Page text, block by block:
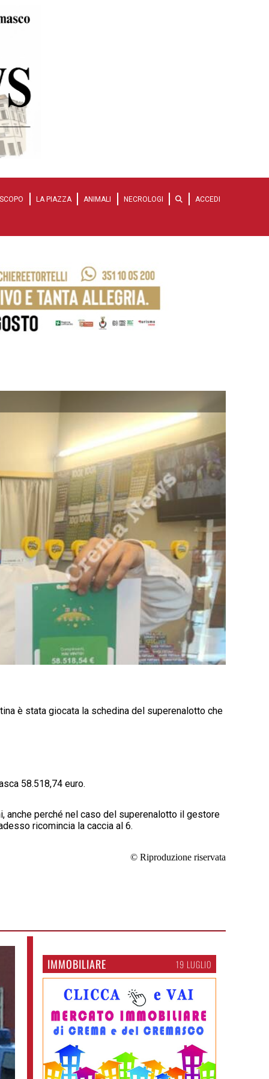
LA PIAZZA ANIMALI NECROLOGI ACCEDI
è stata giocata la schedina del superenalotto che
58.518,74 euro.
anche perché nel caso del superenalotto il gestore
ricomincia la caccia al 6.
© Riproduzione riservata
IMMOBILIARE 19 LUGLIO